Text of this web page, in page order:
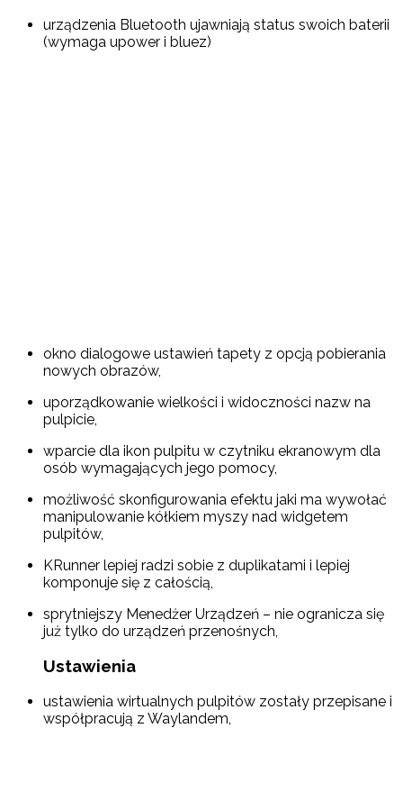
urządzenia Bluetooth ujawniają status swoich baterii
(wymaga upower i bluez)
okno dialogowe ustawień tapety z opcją pobierania
nowych obrazów,
uporządkowanie wielkości i widoczności nazw na
pulpicie,
wparcie dla ikon pulpitu w czytniku ekranowym dla
osób wymagających jego pomocy,
możliwość skonfigurowania efektu jaki ma wywołać
manipulowanie kółkiem myszy nad widgetem
pulpitów,
KRunner lepiej radzi sobie z duplikatami i lepiej
komponuje się z całością,
sprytniejszy Menedżer Urządzeń – nie ogranicza się
już tylko do urządzeń przenośnych,
Ustawienia
ustawienia wirtualnych pulpitów zostały przepisane i
współpracują z Waylandem,